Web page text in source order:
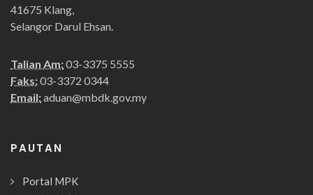
41675 Klang,
Selangor Darul Ehsan.
Talian Am:03-3375 5555
Faks:03-3372 0344
Email:aduan@mbdk.gov.my
PAUTAN
Portal MPK